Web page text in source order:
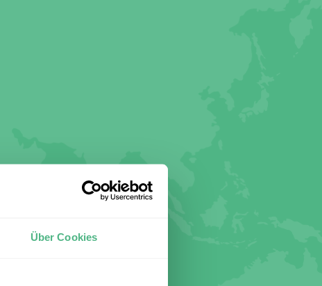
Über Cookies